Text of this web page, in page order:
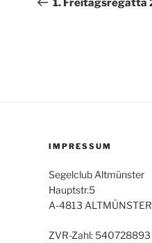
1. Freitagsregatta
IMPRESSUM
Segelclub Altmünster
Hauptstr.5
A-4813 ALTMÜNSTER
ZVR-Zahl: 540728893